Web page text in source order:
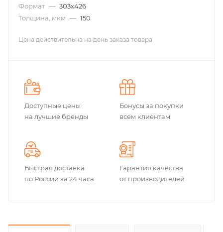
Формат — 303х426
Толщина, мкм — 150
Цена действительна на день заказа товара
Доступные цены
на лучшие бренды
Бонусы за покупки
всем клиентам
Быстрая доставка
по России за 24 часа
Гарантия качества
от производителей